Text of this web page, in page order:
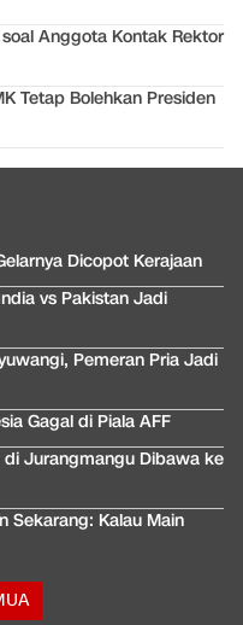
Anggota Kontak Rektor
Tetap Bolehkan Presiden
Dicopot Kerajaan
vs Pakistan Jadi
Pemeran Pria Jadi
Gagal di Piala AFF
di Jurangmangu Dibawa ke
Sekarang: Kalau Main